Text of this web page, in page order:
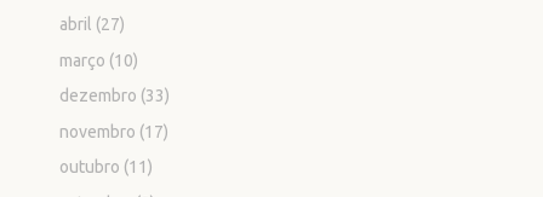
abril (27)
março (10)
dezembro (33)
novembro (17)
outubro (11)